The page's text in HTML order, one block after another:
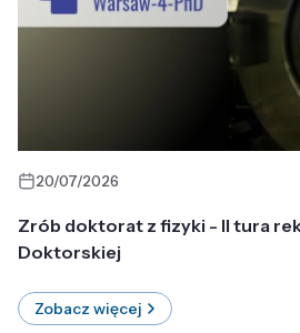
20/07/2026
Zrób doktorat z fizyki - II tura
Doktorskiej
Zobacz więcej